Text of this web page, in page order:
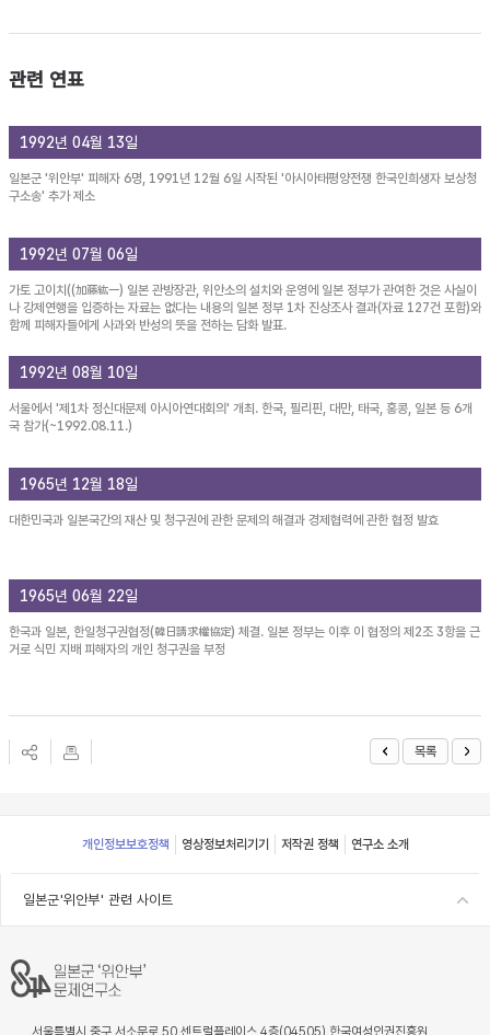
관련 연표
1992년 04월 13일
일본군 '위안부' 피해자 6명, 1991년 12월 6일 시작된 '아시아태평양전쟁 한국인희생자 보상청
구소송' 추가 제소
1992년 07월 06일
가토 고이치((加藤紘一) 일본 관방장관, 위안소의 설치와 운영에 일본 정부가 관여한 것은 사실이
나 강제연행을 입증하는 자료는 없다는 내용의 일본 정부 1차 진상조사 결과(자료 127건 포함)와
함께 피해자들에게 사과와 반성의 뜻을 전하는 담화 발표.
1992년 08월 10일
서울에서 '제1차 정신대문제 아시아연대회의' 개최. 한국, 필리핀, 대만, 태국, 홍콩, 일본 등 6개
국 참가(~1992.08.11.)
1965년 12월 18일
대한민국과 일본국간의 재산 및 청구권에 관한 문제의 해결과 경제협력에 관한 협정 발효
1965년 06월 22일
한국과 일본, 한일청구권협정(韓日請求權協定) 체결. 일본 정부는 이후 이 협정의 제2조 3항을 근
거로 식민 지배 피해자의 개인 청구권을 부정
목록
Footer
개인정보보호정책 영상정보처리기기 저작권 정책 연구소 소개
일본군'위안부' 관련 사이트
서울특별시 중구 서소문로 50 센트럴플레이스 4층(04505) 한국여성인권진흥원